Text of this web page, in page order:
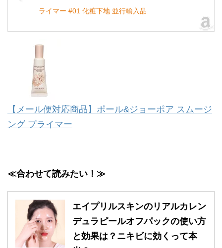
ライマー #01 化粧下地 並行輸入品
【メール便対応商品】ポール&ジョーポア スムージ
ング プライマー
≪合わせて読みたい！≫
エイプリルスキンのリアルカレン
デュラピールオフパックの使い方
と効果は？ニキビに効くって本